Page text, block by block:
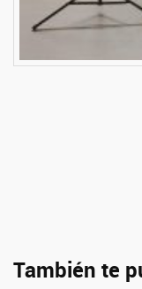
También te